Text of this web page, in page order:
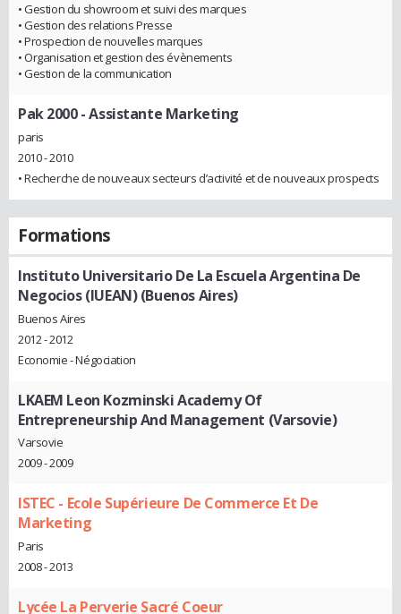
• Gestion du showroom et suivi des marques
• Gestion des relations Presse
• Prospection de nouvelles marques
• Organisation et gestion des évènements
• Gestion de la communication
Pak 2000- Assistante Marketing
paris
2010 - 2010
• Recherche de nouveaux secteurs d’activité et de nouveaux prospects
Formations
Instituto Universitario De La Escuela Argentina De
Negocios (IUEAN) (Buenos Aires)
Buenos Aires
2012 - 2012
Economie - Négociation
LKAEM Leon Kozminski Academy Of
Entrepreneurship And Management (Varsovie)
Varsovie
2009 - 2009
ISTEC - Ecole Supérieure De Commerce Et De
Marketing
Paris
2008 - 2013
Lycée La Perverie Sacré Coeur